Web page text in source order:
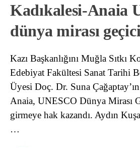
Kadıkalesi-Anaia
dünya mirası
Kazı Başkanlığını Muğla Sıtkı
Edebiyat Fakültesi Sanat Tarihi
Üyesi Doç. Dr. Suna
Anaia, UNESCO Dünya Mirası
girmeye hak kazandı. Aydın
…